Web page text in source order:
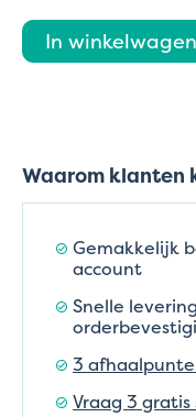
In winkelwagen
Waarom klanten
Gemakkelijk
account
Snelle
3
Vraag 3 gratis